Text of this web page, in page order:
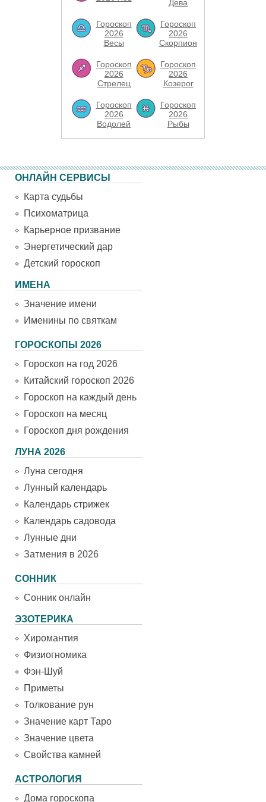
Дева
Гороскоп
2026
Весы
Гороскоп
2026
Скорпион
Гороскоп
2026
Стрелец
Гороскоп
2026
Козерог
Гороскоп
2026
Водолей
Гороскоп
2026
Рыбы
ОНЛАЙН СЕРВИСЫ
Карта судьбы
Психоматрица
Карьерное призвание
Энергетический дар
Детский гороскоп
ИМЕНА
Значение имени
Именины по святкам
ГОРОСКОПЫ 2026
Гороскоп на год 2026
Китайский гороскоп 2026
Гороскоп на каждый день
Гороскоп на месяц
Гороскоп дня рождения
ЛУНА 2026
Луна сегодня
Лунный календарь
Календарь стрижек
Календарь садовода
Лунные дни
Затмения в 2026
СОННИК
Сонник онлайн
ЭЗОТЕРИКА
Хиромантия
Физиогномика
Фэн-Шуй
Приметы
Толкование рун
Значение карт Таро
Значение цвета
Свойства камней
АСТРОЛОГИЯ
Дома гороскопа